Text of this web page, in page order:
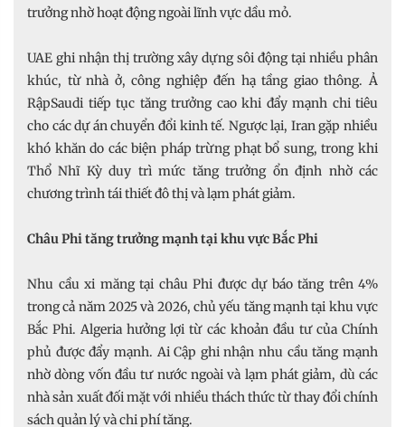
trưởng nhờ hoạt động ngoài lĩnh vực dầu mỏ.
UAE ghi nhận thị trường xây dựng sôi động tại nhiều phân
khúc, từ nhà ở, công nghiệp đến hạ tầng giao thông. Ả
RậpSaudi tiếp tục tăng trưởng cao khi đẩy mạnh chi tiêu
cho các dự án chuyển đổi kinh tế. Ngược lại, Iran gặp nhiều
khó khăn do các biện pháp trừng phạt bổ sung, trong khi
Thổ Nhĩ Kỳ duy trì mức tăng trưởng ổn định nhờ các
chương trình tái thiết đô thị và lạm phát giảm.
Châu Phi tăng trưởng mạnh tại khu vực Bắc Phi
Nhu cầu xi măng tại châu Phi được dự báo tăng trên 4%
trong cả năm 2025 và 2026, chủ yếu tăng mạnh tại khu vực
Bắc Phi. Algeria hưởng lợi từ các khoản đầu tư của Chính
phủ được đẩy mạnh. Ai Cập ghi nhận nhu cầu tăng mạnh
nhờ dòng vốn đầu tư nước ngoài và lạm phát giảm, dù các
nhà sản xuất đối mặt với nhiều thách thức từ thay đổi chính
sách quản lý và chi phí tăng.